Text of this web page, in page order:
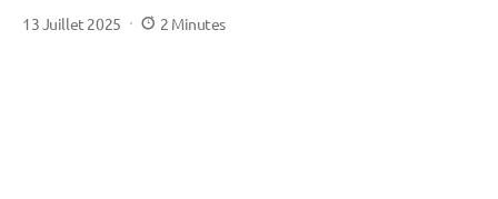
13 Juillet 2025 2 Minutes